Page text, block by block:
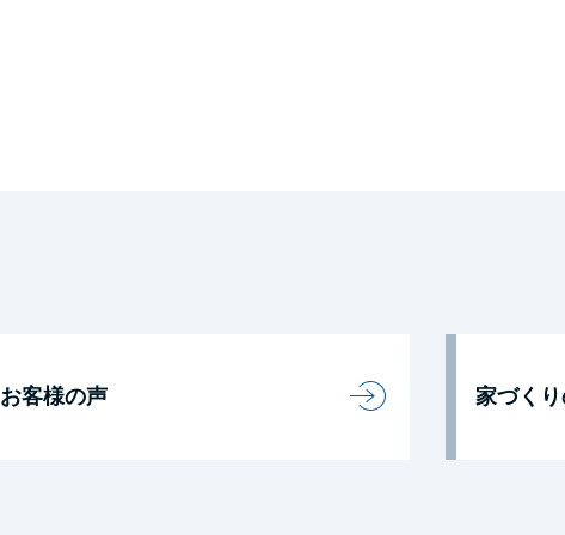
お客様の声 家づく